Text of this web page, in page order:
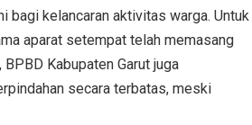
bagi kelancaran aktivitas warga. Untuk
aparat setempat telah memasang
Kabupaten Garut juga
secara terbatas, meski